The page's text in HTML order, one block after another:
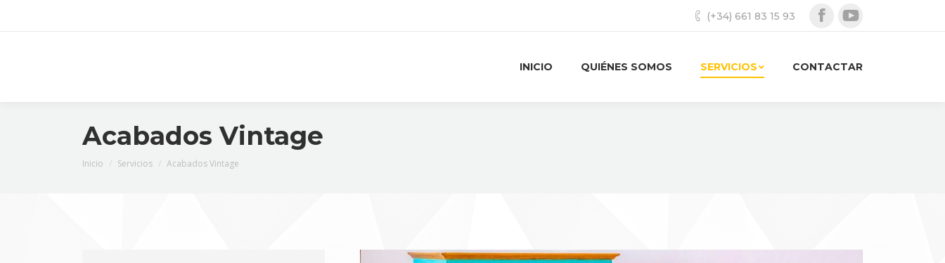
(+34) 661 83 15 93 FacebookYouTube
INICIO QUIÉNES SOMOS SERVICIOS CONTACTAR
Acabados Vintage
Estás aquí:
Inicio Servicios Acabados Vintage